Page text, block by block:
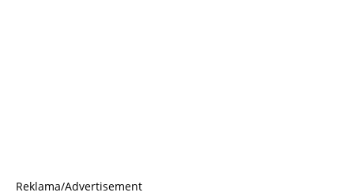
Reklama/Advertisement